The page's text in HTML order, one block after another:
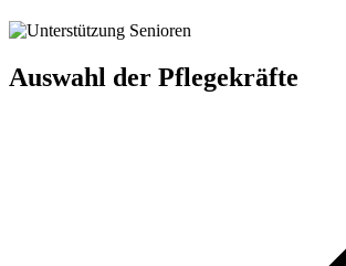
Auswahl der Pflegekräfte